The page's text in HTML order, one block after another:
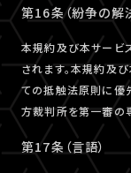
第16条（紛争の解
本規約及び本サービ
されます。本規約及
ての抵触法原則に優
方裁判所を第一審の
第17条（言語）